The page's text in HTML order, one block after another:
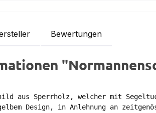
Bewertungen
aus Sperrholz, welcher mit
Design, in Anlehnung an